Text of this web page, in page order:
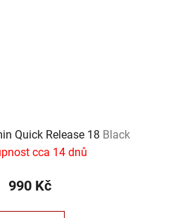
Quick Release 18 Black
cca 14 dnů
990 Kč